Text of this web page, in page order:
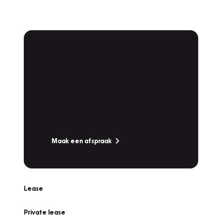
Maak een afspraak
Lease
Private lease